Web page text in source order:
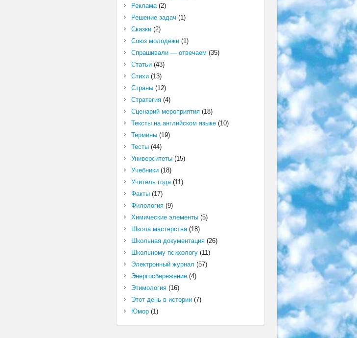
Реклама(2)
Решение задач (1)
Сказки(2)
Союз молодёжи(1)
Спрашивали — отвечаем (35)
Статьи(43)
Стихи(13)
Страны(12)
Стратегия(4)
Сценарий мероприятия(18)
Тексты на английском языке(10)
Термины(19)
Тесты(44)
Университеты(15)
Учебники(18)
Учитель года(11)
Факты(17)
Филология(9)
Химические элементы(5)
Школа мастерства(18)
Школьная документация(26)
Школьному психологу(11)
Электронный журнал (57)
Энергосбережение(4)
Этимология(16)
Этот день в истории(7)
Юмор(1)